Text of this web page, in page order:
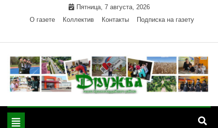
Пятница, 7 августа, 2026
О газете
Коллектив Контакты Подписка на газету
"Дружба" — газета
Красногвардейского района Республики Адыгея
Toggle